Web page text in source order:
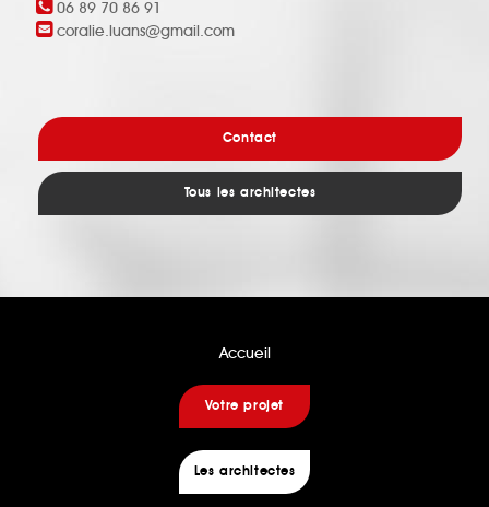
06 89 70 86 91
coralie.luans@gmail.com
Contact
Tous les architectes
Accueil
Votre projet
Les architectes